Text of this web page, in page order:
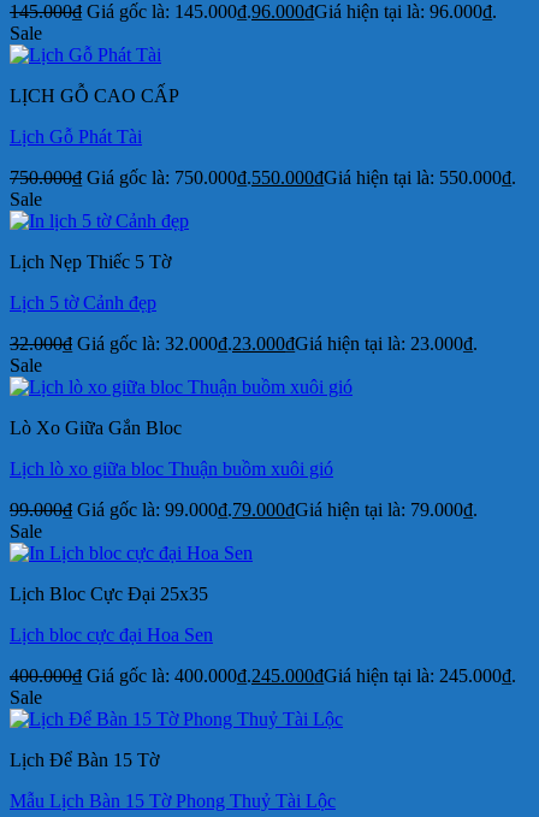
145.000₫ Giá gốc là: 145.000₫.96.000₫Giá hiện tại là: 96.000₫.
Sale
LỊCH GỖ CAO CẤP
Lịch Gỗ Phát Tài
750.000₫ Giá gốc là: 750.000₫.550.000₫Giá hiện tại là: 550.000₫.
Sale
Lịch Nẹp Thiếc 5 Tờ
Lịch 5 tờ Cảnh đẹp
32.000₫ Giá gốc là: 32.000₫.23.000₫Giá hiện tại là: 23.000₫.
Sale
Lò Xo Giữa Gắn Bloc
Lịch lò xo giữa bloc Thuận buồm xuôi gió
99.000₫ Giá gốc là: 99.000₫.79.000₫Giá hiện tại là: 79.000₫.
Sale
Lịch Bloc Cực Đại 25x35
Lịch bloc cực đại Hoa Sen
400.000₫ Giá gốc là: 400.000₫.245.000₫Giá hiện tại là: 245.000₫.
Sale
Lịch Để Bàn 15 Tờ
Mẫu Lịch Bàn 15 Tờ Phong Thuỷ Tài Lộc